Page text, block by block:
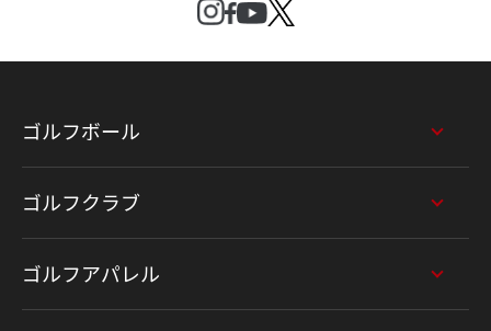
ゴルフボール
ゴルフクラブ
ゴルフアパレル